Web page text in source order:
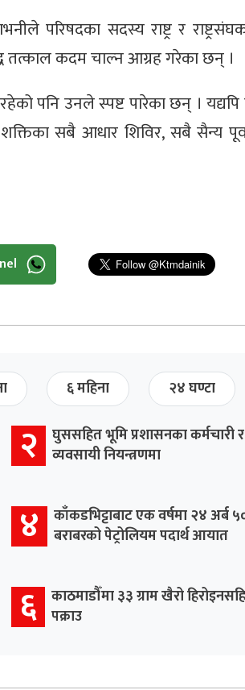
परिषदका सदस्य राष्ट्र र
तत्काल कदम चाल्न आग्रह गरेका छन् ।
पनि उनले स्पष्ट पारेका छन् ।
सबै आधार शिविर, सबै सैन्य
६ महिना २४ घण्टा
२
घुससहित भूमि प्रशासनका कर्मचारी
व्यवसायी नियन्त्रणमा
४
काँकडभिट्टाबाट एक वर्षमा २४ अर्ब
बराबरको पेट्रोलियम पदार्थ आयात
६ काठमाडौँमा ३३ ग्राम खैरो
पक्राउ